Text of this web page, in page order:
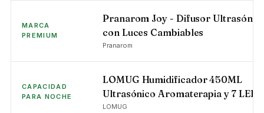
MARCA
PREMIUM
Pranarom Joy - Difusor
con Luces Cambiables
Pranarom
CAPACIDAD
PARA NOCHE
LOMUG Humidificador 450ML
Ultrasónico Aromaterapia y 7 LED
LOMUG